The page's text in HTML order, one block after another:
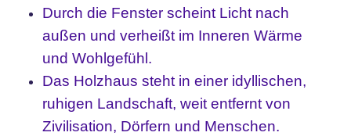
Durch die Fenster scheint Licht nach
außen und verheißt im Inneren Wärme
und Wohlgefühl.
Das Holzhaus steht in einer idyllischen,
ruhigen Landschaft, weit entfernt von
Zivilisation, Dörfern und Menschen.